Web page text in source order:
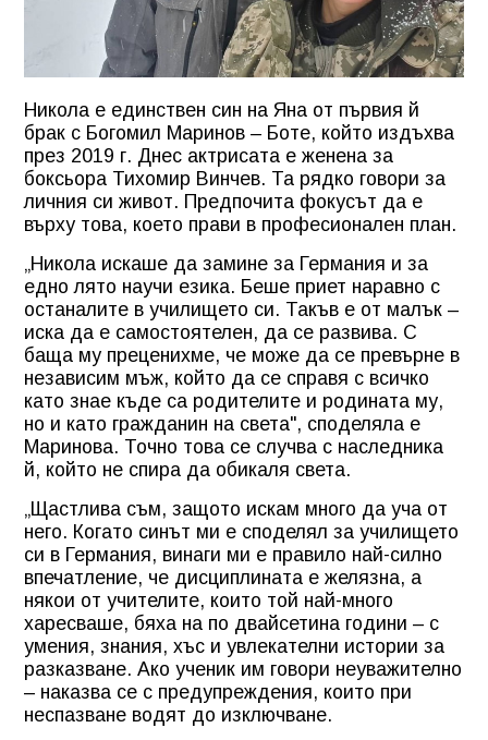
Никола е единствен син на Яна от първия й
брак с Богомил Маринов – Боте, който издъхва
през 2019 г. Днес актрисата е женена за
боксьора Тихомир Винчев. Та рядко говори за
личния си живот. Предпочита фокусът да е
върху това, което прави в професионален план.
„Никола искаше да замине за Германия и за
едно лято научи езика. Беше приет наравно с
останалите в училището си. Такъв е от малък –
иска да е самостоятелен, да се развива. С
баща му преценихме, че може да се превърне в
независим мъж, който да се справя с всичко
като знае къде са родителите и родината му,
но и като гражданин на света", споделяла е
Маринова. Точно това се случва с наследника
й, който не спира да обикаля света.
„Щастлива съм, защото искам много да уча от
него. Когато синът ми е споделял за училището
си в Германия, винаги ми е правило най-силно
впечатление, че дисциплината е желязна, а
някои от учителите, които той най-много
харесваше, бяха на по двайсетина години – с
умения, знания, хъс и увлекателни истории за
разказване. Ако ученик им говори неуважително
– наказва се с предупреждения, които при
неспазване водят до изключване.